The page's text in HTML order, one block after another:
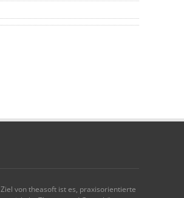
von theasoft ist es, praxisorientierte